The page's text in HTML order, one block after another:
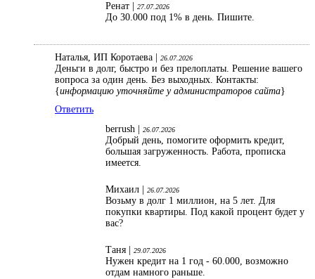
Ренат |
27.07.2026
До 30.000 под 1% в день. Пишите.
Наталья, ИП Коротаева | 26.07.2026
Деньги в долг, быстро и без прелоплаты. Решение вашего
вопроса за один день. Без выходных. Контакты:
{информацию уточняйте у администраторов сайта}
Ответить
berrush |
26.07.2026
Добрый день, помогите оформить кредит,
большая загруженность. Работа, прописка
имеется.
Михаил | 26.07.2026
Возьму в долг 1 миллион, на 5 лет. Для
покупки квартиры. Под какой процент будет у
вас?
Таня | 29.07.2026
Нужен кредит на 1 год - 60.000, возможно
отдам намного раньше.